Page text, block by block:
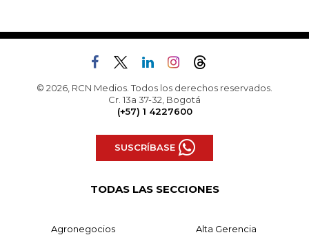
© 2026, RCN Medios. Todos los derechos reservados.
Cr. 13a 37-32, Bogotá
(+57) 1 4227600
SUSCRÍBASE
TODAS LAS SECCIONES
Agronegocios Alta Gerencia